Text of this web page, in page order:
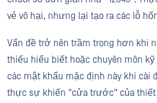
vẻ vô hại, nhưng lại tạo ra các lỗ
Vấn đề trở nên trầm trọng hơn khi
thiếu hiểu biết hoặc chuyên môn
các mật khẩu mặc định này khi cài
thực sự khiến "cửa trước" của thiết